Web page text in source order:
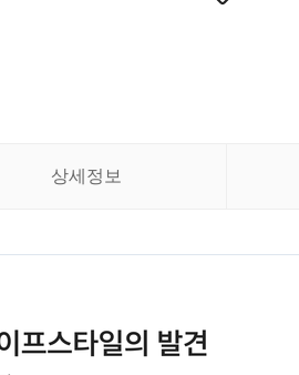
상세정보